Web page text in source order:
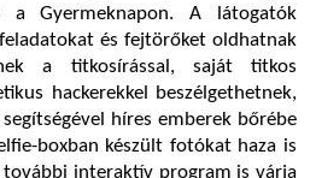
a Gyermeknapon. A látogatók
és fejtörőket oldhatnak
a titkosírással, saját titkos
hackerekkel beszélgethetnek,
híres emberek bőrébe
boxban készült fotókat haza is
interaktív program is várja